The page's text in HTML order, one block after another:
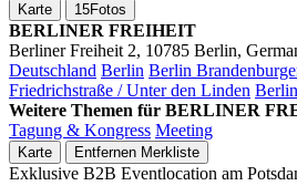
Karte 15Fotos
BERLINER FREIHEIT
Berliner Freiheit 2, 10785 Berlin,
Deutschland Berlin Berlin
Friedrichstraße / Unter den Linden
Weitere Themen für BERLINER
Tagung & Kongress Meeting
Karte Entfernen Merkliste
Exklusive B2B Eventlocation am